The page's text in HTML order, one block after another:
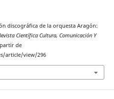
discográfica de la orquesta Aragón:
Científica Cultura, Comunicación Y
de
article/view/296